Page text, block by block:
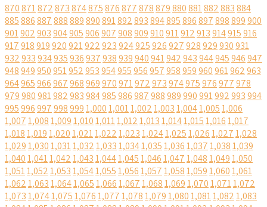
870871872873874875876877878879880881882883884
885886887888889890891892893894895896897898899900
901902903904905906907908909910911912913914915916
917918919920921922923924925926927928929930931
932933934935936937938939940941942943944945946947
948949950951952953954955956957958959960961962963
964965966967968969970971972973974975976977978
979980981982983984985986987988989990991992993994
9959969979989991,0001,0011,0021,0031,0041,0051,006
1,0071,0081,0091,0101,0111,0121,0131,0141,0151,0161,017
1,0181,0191,0201,0211,0221,0231,0241,0251,0261,0271,028
1,0291,0301,0311,0321,0331,0341,0351,0361,0371,0381,039
1,0401,0411,0421,0431,0441,0451,0461,0471,0481,0491,050
1,0511,0521,0531,0541,0551,0561,0571,0581,0591,0601,061
1,0621,0631,0641,0651,0661,0671,0681,0691,0701,0711,072
1,0731,0741,0751,0761,0771,0781,0791,0801,0811,0821,083